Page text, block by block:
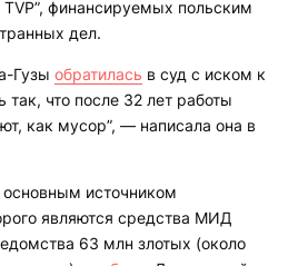
финансируемых польским
дел.
Гузы обратилась в суд с иском к
так, что после 32 лет работы
как мусор”, — написала она в
основным источником
являются средства МИД
63 млн злотых (около